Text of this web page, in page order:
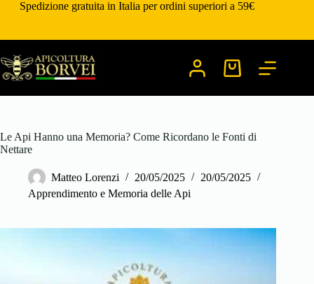
SaltaSpedizione gratuita in Italia per ordini superiori a 59€
Carrello
Le Api Hanno una Memoria? Come Ricordano le Fonti di
Nettare
Matteo Lorenzi 20/05/2025
20/05/2025
Apprendimento e Memoria delle Api